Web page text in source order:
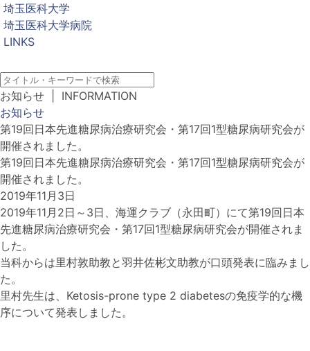
埼玉医科大学
埼玉医科大学病院
LINKS
お知らせ | INFORMATION
お知らせ
第19回日本先進糖尿病治療研究会・第17回1型糖尿病研究会が
開催されました。
第19回日本先進糖尿病治療研究会・第17回1型糖尿病研究会が
開催されました。
2019年11月3日
2019年11月2日～3日、海運クラブ（永田町）にて第19回日本
先進糖尿病治療研究会・第17回1型糖尿病研究会が開催されま
した。
当科からは里村敦助教と羽井佐彬文助教が口頭発表に臨みまし
た。
里村先生は、Ketosis-prone type 2 diabetesの免疫学的な機
序について発表しました。